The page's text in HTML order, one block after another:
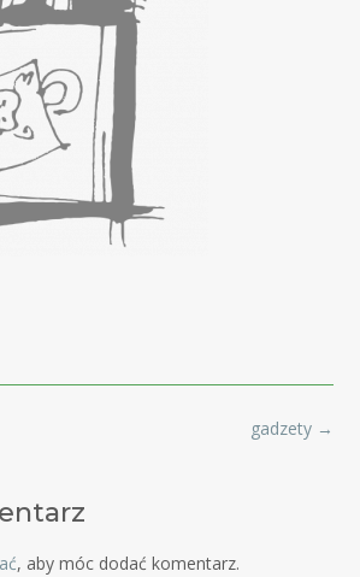
gadzety →
, aby móc dodać komentarz.